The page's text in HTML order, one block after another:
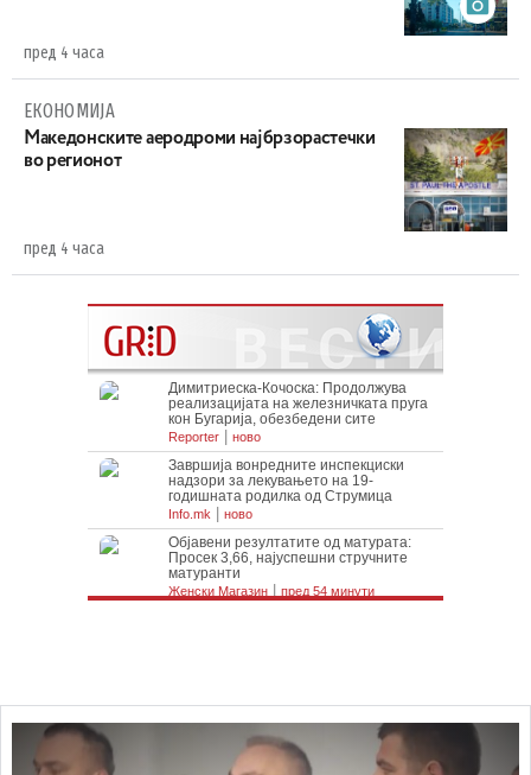
пред 4 часа
ЕКОНОМИЈА
Maкедонските аеродроми најбрзорастечки
во регионот
пред 4 часа